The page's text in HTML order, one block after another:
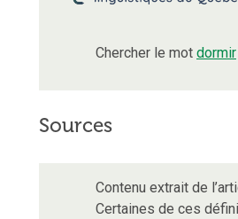
Chercher le mot dormir
Sources
Contenu extrait de
Certaines de ces